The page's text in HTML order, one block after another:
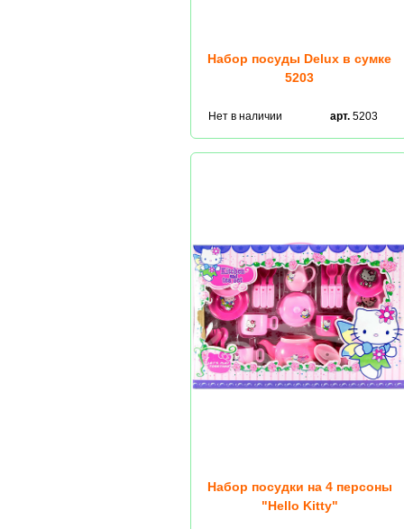
Набор посуды Delux в сумке
5203
Нет в наличии арт.5203
Набор посудки на 4 персоны
"Hello Kitty"